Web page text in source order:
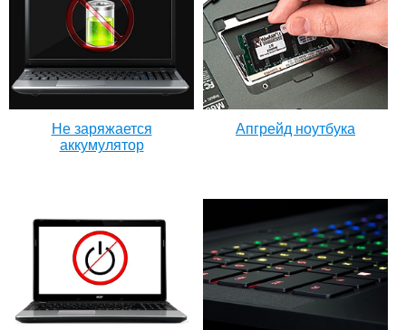
Не заряжается
аккумулятор
Апгрейд ноутбука